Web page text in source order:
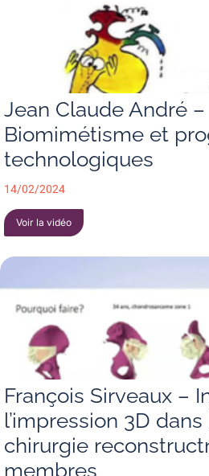
Jean Claude André –
Biomimétisme et
technologiques
14/02/2024
Voir la vidéo
François Sirveaux –
l’impression 3D dans
chirurgie
membres